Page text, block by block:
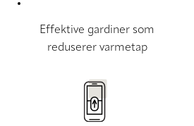
Effektive gardiner som
reduserer varmetap